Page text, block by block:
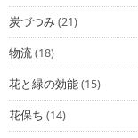
炭づつみ(21)
物流(18)
花と緑の効能(15)
花保ち (14)